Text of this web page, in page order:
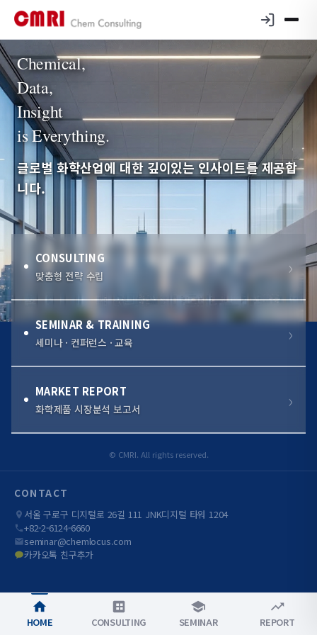
HOME CONSULTING SEMINAR REPORT
Chemical,
Data,
Insight
is Everything.
글로벌 화학산업에 대한 깊이있는 인사이트를 제공합
니다.
CONSULTING
맞춤형 전략 수립
SEMINAR & TRAINING
세미나 · 컨퍼런스 · 교육
MARKET REPORT
화학제품 시장분석 보고서
© CMRI. All rights reserved.
CONTACT
서울 구로구 디지털로 26길 111 JNK디지털 타워 1204
+82-2-6124-6660
seminar@chemlocus.com
카카오톡 친구추가